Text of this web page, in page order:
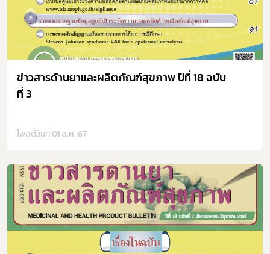
ข่าวสารด้านยาและผลิตภัณฑ์สุขภาพ ปีที่ 18 ฉบับ
ที่ 3
โพสต์วันที่ 01 ส.ค. 67
Subscribe
เลือกหัวข้อที่ท่านต้องการ Subscribe